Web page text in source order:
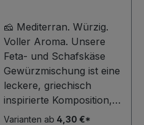
🧀 Mediterran. Würzig.
Voller Aroma. Unsere
Feta- und Schafskäse
Gewürzmischung ist eine
leckere, griechisch
inspirierte Komposition,
mit der du deinem Käse
Varianten ab 4,30 €*